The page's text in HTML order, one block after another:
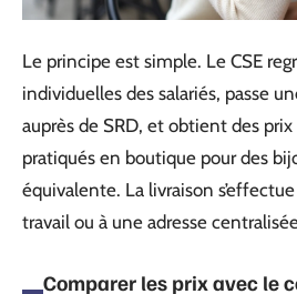
Le principe est simple. Le CSE
individuelles des salariés, passe
auprès de SRD, et obtient des
pratiqués en boutique pour des
équivalente. La livraison
travail ou à une adresse
Comparer les prix avec le